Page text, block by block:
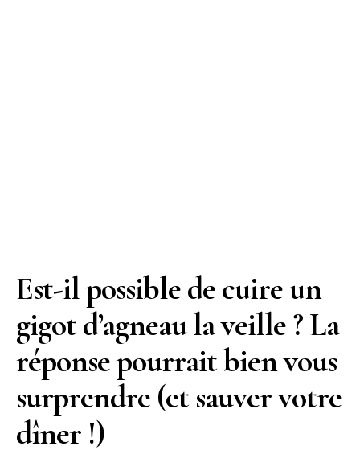
Est-il possible de cuire un
gigot d’agneau la veille ? La
réponse pourrait bien vous
surprendre (et sauver votre
dîner !)